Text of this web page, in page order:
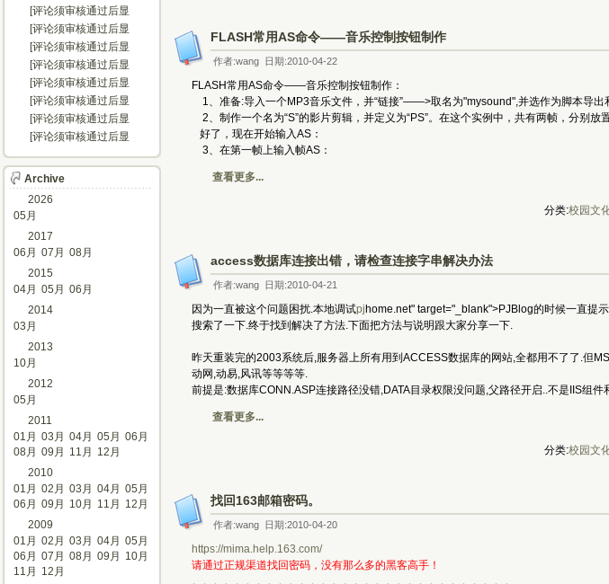
FLASH常用AS命令——音乐控制按钮制作
作者:wang 日期:2010-04-22
FLASH常用AS命令——音乐控制按钮制作：
1、准备:导入一个MP3音乐文件，并“链接”——>取名为"mysound",并选作为脚本导出
2、制作一个名为“S”的影片剪辑，并定义为“PS”。在这个实例中，共有两帧，分别放
好了，现在开始输入AS：
3、在第一帧上输入帧AS：
查看更多...
分类:校园文
access数据库连接出错，请检查连接字串解决办法
作者:wang 日期:2010-04-21
因为一直被这个问题困扰.本地调试pj home.net" target="_blank">PJBlog的时候一直提
搜索了一下.终于找到解决了方法.下面把方法与说明跟大家分享一下.
昨天重装完的2003系统后,服务器上所有用到ACCESS数据库的网站,全都用不了了.但
动网,动易,风讯等等等等.
前提是:数据库CONN.ASP连接路径没错,DATA目录权限没问题,父路径开启..不是IIS组
查看更多...
分类:校园文
找回163邮箱密码。
作者:wang 日期:2010-04-20
https://mima.help.163.com/
请通过正规渠道找回密码，没有那么多的黑客高手！
。。。。。。。。。。。。。。。。。。。。。。。。。。。。。。
示...]
[评论须审核通过后显
示...]
[评论须审核通过后显
示...]
[评论须审核通过后显
示...]
[评论须审核通过后显
示...]
[评论须审核通过后显
示...]
[评论须审核通过后显
示...]
[评论须审核通过后显
示...]
[评论须审核通过后显
Archive
2026
05月
2017
06月 07月 08月
2015
04月 05月 06月
2014
03月
2013
10月
2012
05月
2011
01月 03月 04月 05月 06月
08月 09月 11月
12月
2010
01月 02月 03月 04月 05月
06月 09月 10月 11月
12月
2009
01月 02月 03月 04月 05月
06月 07月 08月 09月
10月
11月
12月